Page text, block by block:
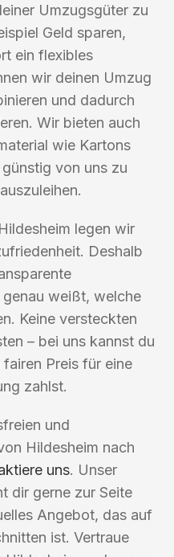
Umzugsgüter zu
Geld sparen,
ein flexibles
wir deinen Umzug
und dadurch
Wir bieten auch
wie Kartons
von uns zu
legen wir
Deshalb
weißt, welche
Keine versteckten
– bei uns kannst du
Preis für eine
zahlst.
und
Hildesheim nach
uns. Unser
dir gerne zur Seite
Angebot, das auf
ist. Vertraue